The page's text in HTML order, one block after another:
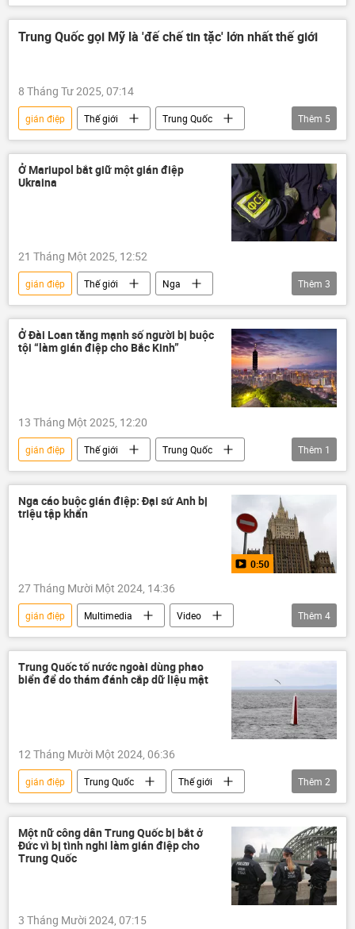
Viktor Orban
Ukraina
Cuộc khủng hoảng ở Ukraina
Chính trị
Trung Quốc gọi Mỹ là 'đế chế tin tặc' lớn nhất thế giới
8 Tháng Tư 2025, 07:14
gián điệp Thế giới
Trung Quốc
Hoa Kỳ
hacker
tin tặc
tấn công mạng
Nga
Thêm 5
Ở Mariupol bắt giữ một gián điệp
Ukraina
21 Tháng Một 2025, 12:52
gián điệp Thế giới
Nga
Ukraina
FSB
Mariupol
DNR
Thêm 3
Ở Đài Loan tăng mạnh số người bị buộc
tội “làm gián điệp cho Bắc Kinh”
13 Tháng Một 2025, 12:20
gián điệp Thế giới
Trung Quốc
Đài Loan
Thêm 1
Nga cáo buộc gián điệp: Đại sứ Anh bị
triệu tập khẩn
0:50
27 Tháng Mười Một 2024, 14:36
gián điệp Multimedia
Video
FSB
Nga Anh
đại sứ
đại sứ quán
Thêm 4
Trung Quốc tố nước ngoài dùng phao
biển để do thám đánh cắp dữ liệu mật
12 Tháng Mười Một 2024, 06:36
gián điệp Trung Quốc
Thế giới
Bộ An ninh quốc gia
bí mật
Thêm 2
Một nữ công dân Trung Quốc bị bắt ở
Đức vì bị tình nghi làm gián điệp cho
Trung Quốc
3 Tháng Mười 2024, 07:15